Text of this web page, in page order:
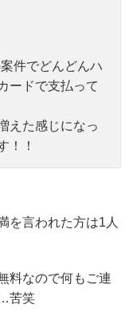
件でどんどんハ
ードで支払って
えた感じになっ
！！
を言われた方は1人
料なので何もご連
苦笑